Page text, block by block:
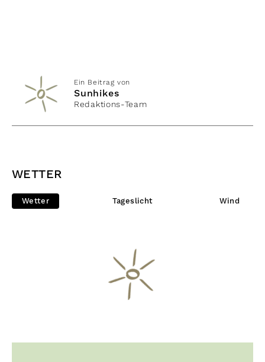
Ein Beitrag von
Sunhikes
Redaktions-Team
WETTER
Wetter Tageslicht Wind